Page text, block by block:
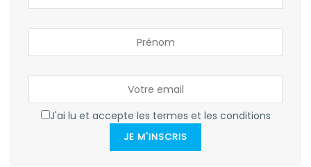
J'ai lu et accepte les termes et les conditions
JE M'INSCRIS